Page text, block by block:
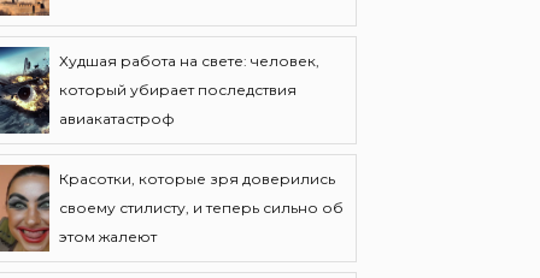
Худшая работа на свете: человек,
который убирает последствия
авиакатастроф
Красотки, которые зря доверились
своему стилисту, и теперь сильно об
этом жалеют